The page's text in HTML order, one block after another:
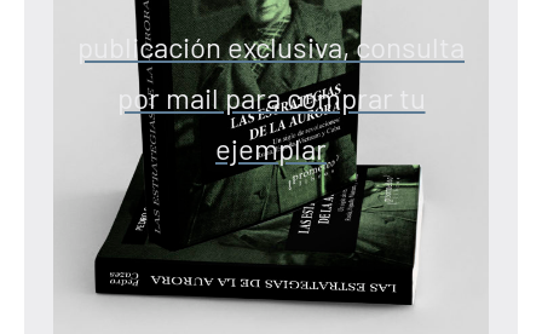
publicación exclusiva, consulta
por mail para comprar tu
ejemplar